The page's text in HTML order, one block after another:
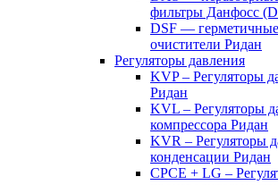
фильтры Данфосс
DSF —
очистители Ридан
Регуляторы давления
KVP – Регуляторы
Ридан
KVL – Регуляторы
компрессора Ридан
KVR – Регуляторы
конденсации Ридан
CPCE + LG –